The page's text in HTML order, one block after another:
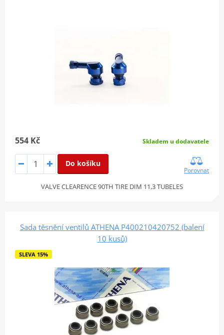
554 Kč Skladem u dodavatele
Do košíku
Porovnat
VALVE CLEARENCE 90TH TIRE DIM 11,3 TUBELES
Sada těsnění ventilů ATHENA P400210420752 (balení
10 kusů)
SLEVA 15%